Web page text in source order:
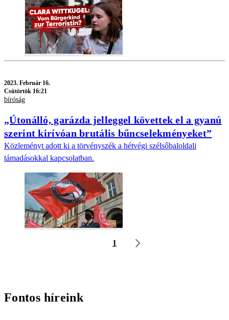
2023. Február 16.
Csütörtök 16:21
bíróság
„Útonálló, garázda jelleggel követtek el a gyanú
szerint kirívóan brutális bűncselekményeket”
Közleményt adott ki a törvényszék a hétvégi szélsőbaloldali
támadásokkal kapcsolatban.
1
Fontos híreink